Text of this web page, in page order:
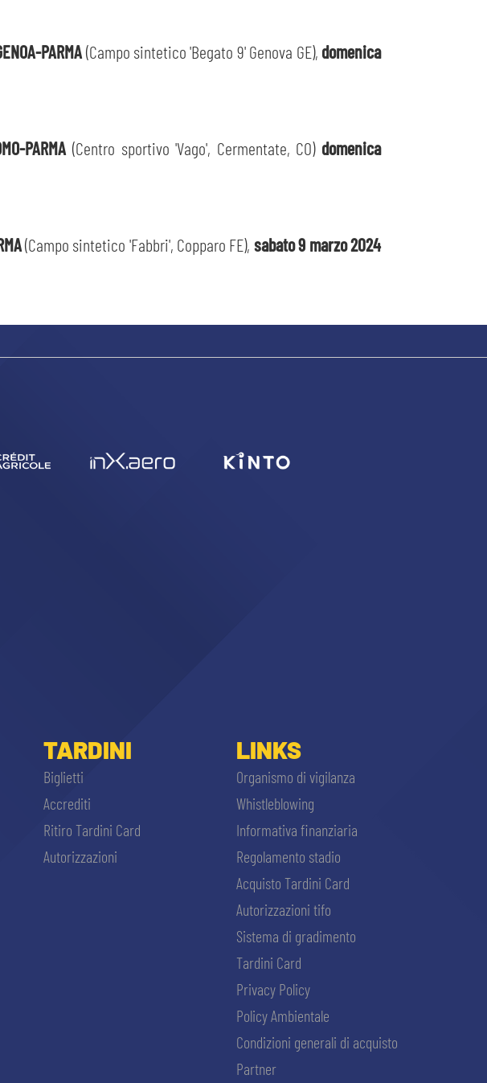
PARMA(Campo sintetico 'Begato 9' Genova GE), domenica
PARMA (Centro sportivo 'Vago', Cermentate, CO) domenica
(Campo sintetico 'Fabbri', Copparo FE), sabato 9 marzo 2024
TARDINI
Biglietti
Accrediti
Ritiro Tardini Card
Autorizzazioni
LINKS
Organismo di vigilanza
Whistleblowing
Informativa finanziaria
Regolamento stadio
Acquisto Tardini Card
Autorizzazioni tifo
Sistema di gradimento
Tardini Card
Privacy Policy
Policy Ambientale
Condizioni generali di acquisto
Partner